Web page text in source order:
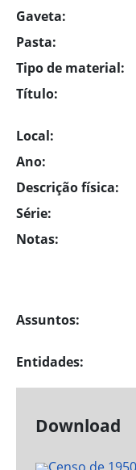
Gaveta:
Pasta:
Tipo de material:
Título:
Local:
Ano:
Descrição física:
Série:
Notas:
Assuntos:
Entidades:
Download